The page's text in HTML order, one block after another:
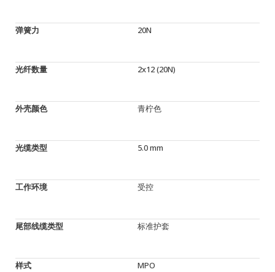
弹簧力 20N
光纤数量 2x12 (20N)
外壳颜色 青柠色
光缆类型 5.0 mm
工作环境 受控
尾部线缆类型 标准护套
样式 MPO